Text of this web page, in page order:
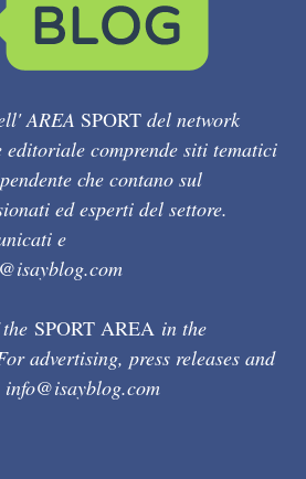
AREA SPORT del network
comprende siti tematici
che contano sul
ed esperti del settore.
e
SPORT AREA in the
advertising, press releases and
info@isayblog.com